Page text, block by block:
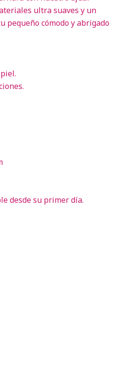
ultra suaves y un
pequeño cómodo y abrigado
desde su primer día.